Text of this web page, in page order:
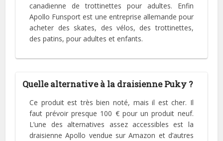
canadienne de trottinettes pour adultes. Enfin
Apollo Funsport est une entreprise allemande pour
acheter des skates, des vélos, des trottinettes,
des patins, pour adultes et enfants.
Quelle alternative à la draisienne Puky ?
Ce produit est très bien noté, mais il est cher. Il
faut prévoir presque 100 € pour un produit neuf.
L’une des alternatives assez accessibles est la
draisienne Apollo vendue sur Amazon et d’autres